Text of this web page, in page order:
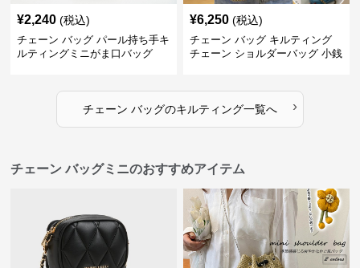
¥2,240 (税込)
チェーン バッグ パール持ち手キ
ルティングミニがま口バッグ
¥6,250 (税込)
チェーン バッグ キルティング
チェーン ショルダーバッグ 小銭
チェーン バッグのキルティング一覧へ ›
チェーン バッグミニのおすすめアイテム